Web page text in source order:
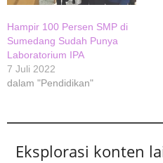
Hampir 100 Persen SMP di
Sumedang Sudah Punya
Laboratorium IPA
7 Juli 2022
dalam "Pendidikan"
Eksplorasi konten